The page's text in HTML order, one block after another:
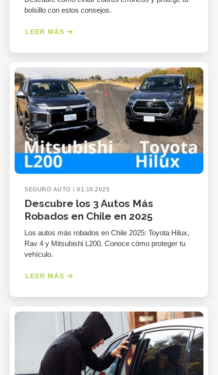
bolsillo con estos consejos.
LEER MÁS
SEGURO AUTO 01.10.2025
Descubre los 3 Autos Más
Robados en Chile en 2025
Los autos más robados en Chile 2025: Toyota Hilux,
Rav 4 y Mitsubishi L200. Conoce cómo proteger tu
vehículo.
LEER MÁS